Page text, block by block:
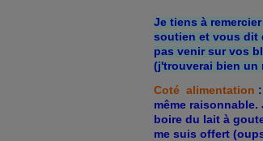
Je tiens à
soutien et vous dit
pas venir sur vos
(j'trouverai bien un
Coté alimentation
même
boire du lait à
me suis offert